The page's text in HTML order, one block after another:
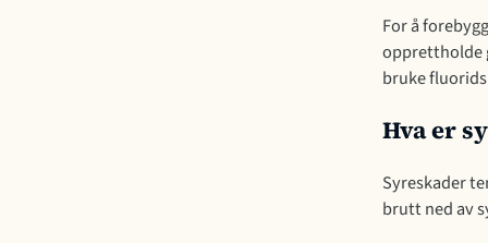
For å
opprettholde
bruke
Hva er
Syreskader
brutt ned av